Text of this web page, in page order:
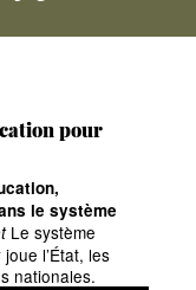
pour
le système
Le système
l’État, les
nationales.